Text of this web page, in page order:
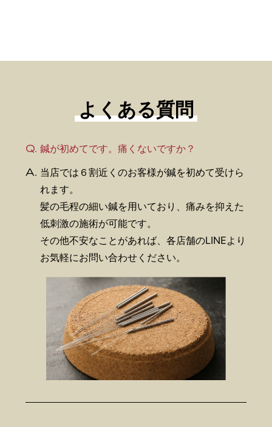
よくある質問
Q. 鍼が初めてです。痛くないですか？
A. 当店では６割近くのお客様が鍼を初めて受けら
れます。
髪の毛程の細い鍼を用いており、痛みを抑えた
低刺激の施術が可能です。
その他不安なことがあれば、各店舗のLINEより
お気軽にお問い合わせください。